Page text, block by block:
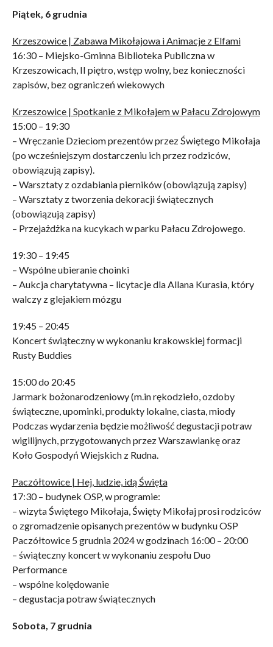
Piątek, 6 grudnia
Krzeszowice | Zabawa Mikołajowa i Animacje z Elfami
16:30 – Miejsko-Gminna Biblioteka Publiczna w
Krzeszowicach, II piętro, wstęp wolny, bez konieczności
zapisów, bez ograniczeń wiekowych
Krzeszowice | Spotkanie z Mikołajem w Pałacu Zdrojowym
15:00 – 19:30
– Wręczanie Dzieciom prezentów przez Świętego Mikołaja
(po wcześniejszym dostarczeniu ich przez rodziców,
obowiązują zapisy).
– Warsztaty z ozdabiania pierników (obowiązują zapisy)
– Warsztaty z tworzenia dekoracji świątecznych
(obowiązują zapisy)
– Przejażdżka na kucykach w parku Pałacu Zdrojowego.
19:30 – 19:45
– Wspólne ubieranie choinki
– Aukcja charytatywna – licytacje dla Allana Kurasia, który
walczy z glejakiem mózgu
19:45 – 20:45
Koncert świąteczny w wykonaniu krakowskiej formacji
Rusty Buddies
15:00 do 20:45
Jarmark bożonarodzeniowy (m.in rękodzieło, ozdoby
świąteczne, upominki, produkty lokalne, ciasta, miody
Podczas wydarzenia będzie możliwość degustacji potraw
wigilijnych, przygotowanych przez Warszawiankę oraz
Koło Gospodyń Wiejskich z Rudna.
Paczółtowice | Hej, ludzie, idą Święta
17:30 – budynek OSP, w programie:
– wizyta Świętego Mikołaja, Święty Mikołaj prosi rodziców
o zgromadzenie opisanych prezentów w budynku OSP
Paczółtowice 5 grudnia 2024 w godzinach 16:00 – 20:00
– świąteczny koncert w wykonaniu zespołu Duo
Performance
– wspólne kolędowanie
– degustacja potraw świątecznych
Sobota, 7 grudnia